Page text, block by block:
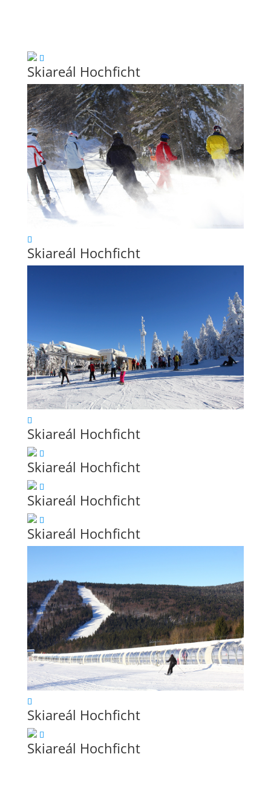
Skiareál Hochficht
Skiareál Hochficht
Skiareál Hochficht
Skiareál Hochficht
Skiareál Hochficht
Skiareál Hochficht
Skiareál Hochficht
Skiareál Hochficht